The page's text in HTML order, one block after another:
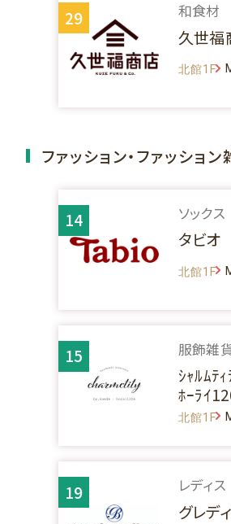
29 和食材
久世福
北館1F
ファッション・ファッション
14 ソックス
タビオ
北館1F
15 服飾雑
ｼｬﾙﾑﾃ
ﾎｰﾗｲ
北館1F
19 レディス
グレデ